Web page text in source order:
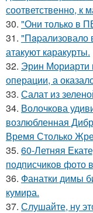
соответственно, к
30. "Они только в
31. "Пapализовало
атакуют каракурты.
32. Эрин Мориарти
операции, а
33. Салат из
34. Волочкова
возлюбленная
Время Столько
35. 60-Летняя
подписчиков фото
36. Фанатки димы
кумира.
37. Слушайте, ну